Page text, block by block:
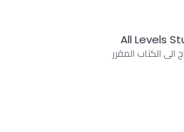
All Levels
الكتاب المقرر